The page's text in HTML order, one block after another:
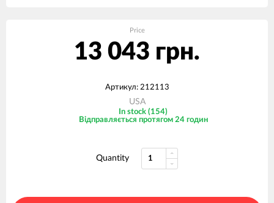
Price
13 043 грн.
Артикул: 212113
USA
In stock (154)
Відправляється протягом 24 годин
Quantity